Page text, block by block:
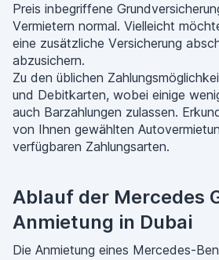
Preis inbegriffene
Vermietern normal. Vielleicht
eine zusätzliche Versicherung
abzusichern.
Zu den üblichen
und Debitkarten, wobei einige
auch Barzahlungen zulassen.
von Ihnen gewählten
verfügbaren Zahlungsarten.
Ablauf der Mercedes
Anmietung in Dubai
Die Anmietung eines Mercedes-